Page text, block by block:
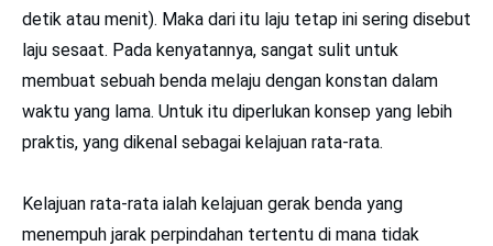
detik atau menit). Maka dari itu laju tetap ini sering disebut
laju sesaat. Pada kenyatannya, sangat sulit untuk
membuat sebuah benda melaju dengan konstan dalam
waktu yang lama. Untuk itu diperlukan konsep yang lebih
praktis, yang dikenal sebagai kelajuan rata-rata.
Kelajuan rata-rata ialah kelajuan gerak benda yang
menempuh jarak perpindahan tertentu di mana tidak